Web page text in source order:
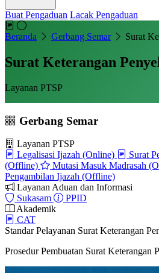
Buat Pengaduan Lacak Pengaduan
Beranda Gerbang Semar Surat
Surat Keterangan
Layanan PTSP
Gerbang Semar
Layanan PTSP
Legalisasi Ijazah (Online)
Surat
(Offline)
Mutasi Masuk Madrasah
Pengambilan Ijazah (Offline)
Layanan Aduan dan Informasi
Sukasam
PPID
Akademik
CAT
Standar Pelayanan Surat Keterangan
Prosedur Pembuatan Surat Keterangan